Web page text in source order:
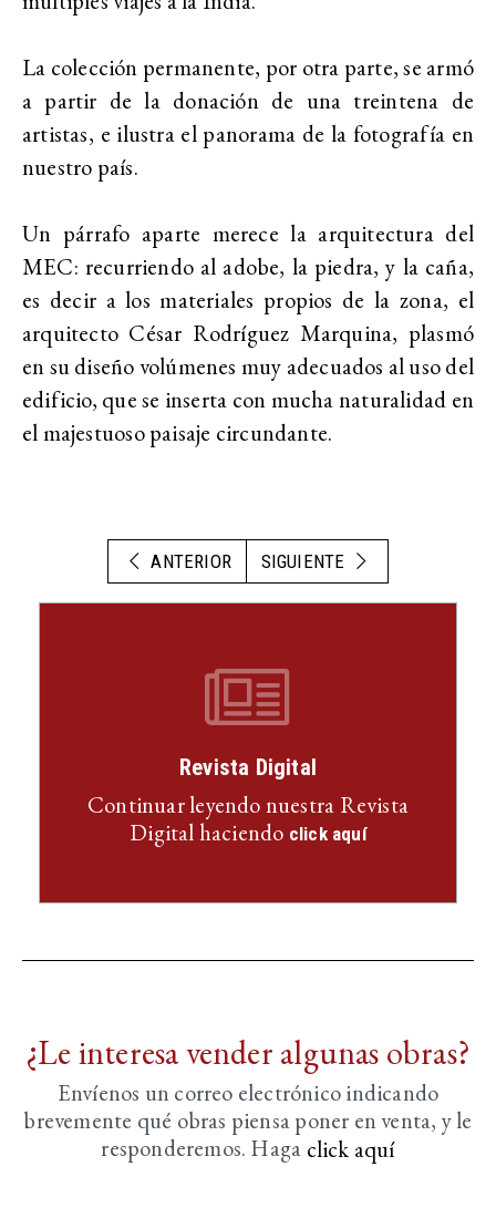
La colección permanente, por otra parte, se armó
a partir de la donación de una treintena de
artistas, e ilustra el panorama de la fotografía en
nuestro país.
Un párrafo aparte merece la arquitectura del
MEC: recurriendo al adobe, la piedra, y la caña,
es decir a los materiales propios de la zona, el
arquitecto César Rodríguez Marquina, plasmó
en su diseño volúmenes muy adecuados al uso del
edificio, que se inserta con mucha naturalidad en
el majestuoso paisaje circundante.
ANTERIOR SIGUIENTE
Revista Digital
Continuar leyendo nuestra Revista
Digital haciendo click aquí
¿Le interesa vender algunas obras?
Envíenos un correo electrónico indicando
brevemente qué obras piensa poner en venta, y le
responderemos. Haga click aquí­